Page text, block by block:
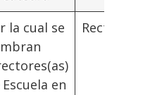
la cual se
en
Rector